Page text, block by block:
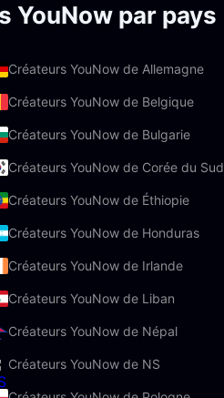
YouNow par pays
Créateurs YouNow de Allemagne
Créateurs YouNow de Belgique
Créateurs YouNow de Bulgarie
Créateurs YouNow de Corée du Sud
Créateurs YouNow de Éthiopie
Créateurs YouNow de Honduras
Créateurs YouNow de Irlande
Créateurs YouNow de Liban
Créateurs YouNow de Népal
Créateurs YouNow de NS